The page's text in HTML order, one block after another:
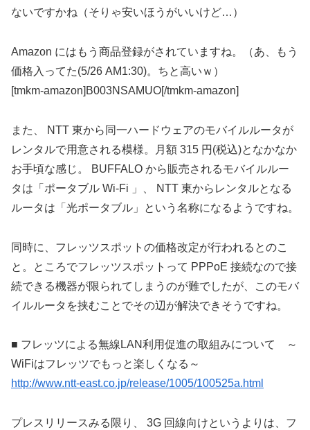
ないですかね（そりゃ安いほうがいいけど…）
Amazon にはもう商品登録がされていますね。（あ、もう
価格入ってた(5/26 AM1:30)。ちと高いｗ）
[tmkm-amazon]B003NSAMUO[/tmkm-amazon]
また、 NTT 東から同一ハードウェアのモバイルルータが
レンタルで用意される模様。月額 315 円(税込)となかなか
お手頃な感じ。 BUFFALO から販売されるモバイルルー
タは「ポータブル Wi-Fi 」、 NTT 東からレンタルとなる
ルータは「光ポータブル」という名称になるようですね。
同時に、フレッツスポットの価格改定が行われるとのこ
と。ところでフレッツスポットって PPPoE 接続なので接
続できる機器が限られてしまうのが難でしたが、このモバ
イルルータを挟むことでその辺が解決できそうですね。
■ フレッツによる無線LAN利用促進の取組みについて ～
WiFiはフレッツでもっと楽しくなる～
http://www.ntt-east.co.jp/release/1005/100525a.html
プレスリリースみる限り、 3G 回線向けというよりは、フ